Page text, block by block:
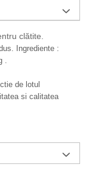
clătite.
Ingrediente :
.
de lotul
si calitatea